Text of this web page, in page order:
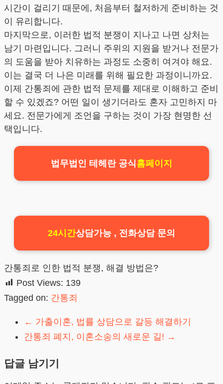
시간이 걸리기 때문에, 처음부터 철저하게 준비하는 것
이 유리합니다.
마지막으로, 이러한 법적 분쟁이 지나고 나면 상처는
남기 마련입니다. 그러니 주위의 지원을 받거나 전문가
의 도움을 받아 치유하는 과정도 소중히 여겨야 해요.
이는 결국 더 나은 미래를 위해 필요한 과정이니까요.
이제 간통죄에 관한 법적 문제를 제대로 이해하고 준비
할 수 있겠죠? 어떤 일이 생기더라도 혼자 고민하지 마
세요. 전문가에게 조언을 구하는 것이 가장 현명한 선
택입니다.
법무법인 테헤란 공식홈페이지
24시간상담가능 , 전화상담 문의
간통죄로 인한 법적 분쟁, 해결 방법은?
Post Views: 139
Tagged on: 간통죄
← 가출이혼, 법률 상담으로 갈등 해결하기
간통죄 폐지, 이혼소송의 새로운 길! →
답글 남기기